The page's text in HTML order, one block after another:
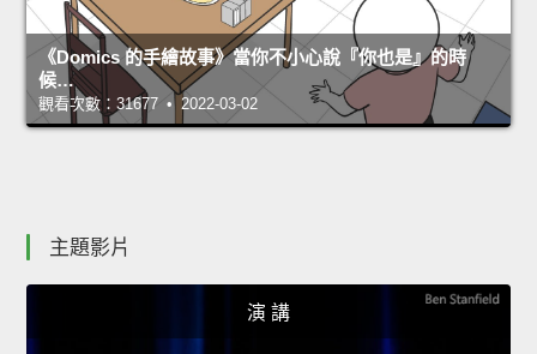
《Domics 的手繪故事》當你不小心說『你也是』的時
候…
觀看次數：31677 • 2022-03-02
主題影片
演 講